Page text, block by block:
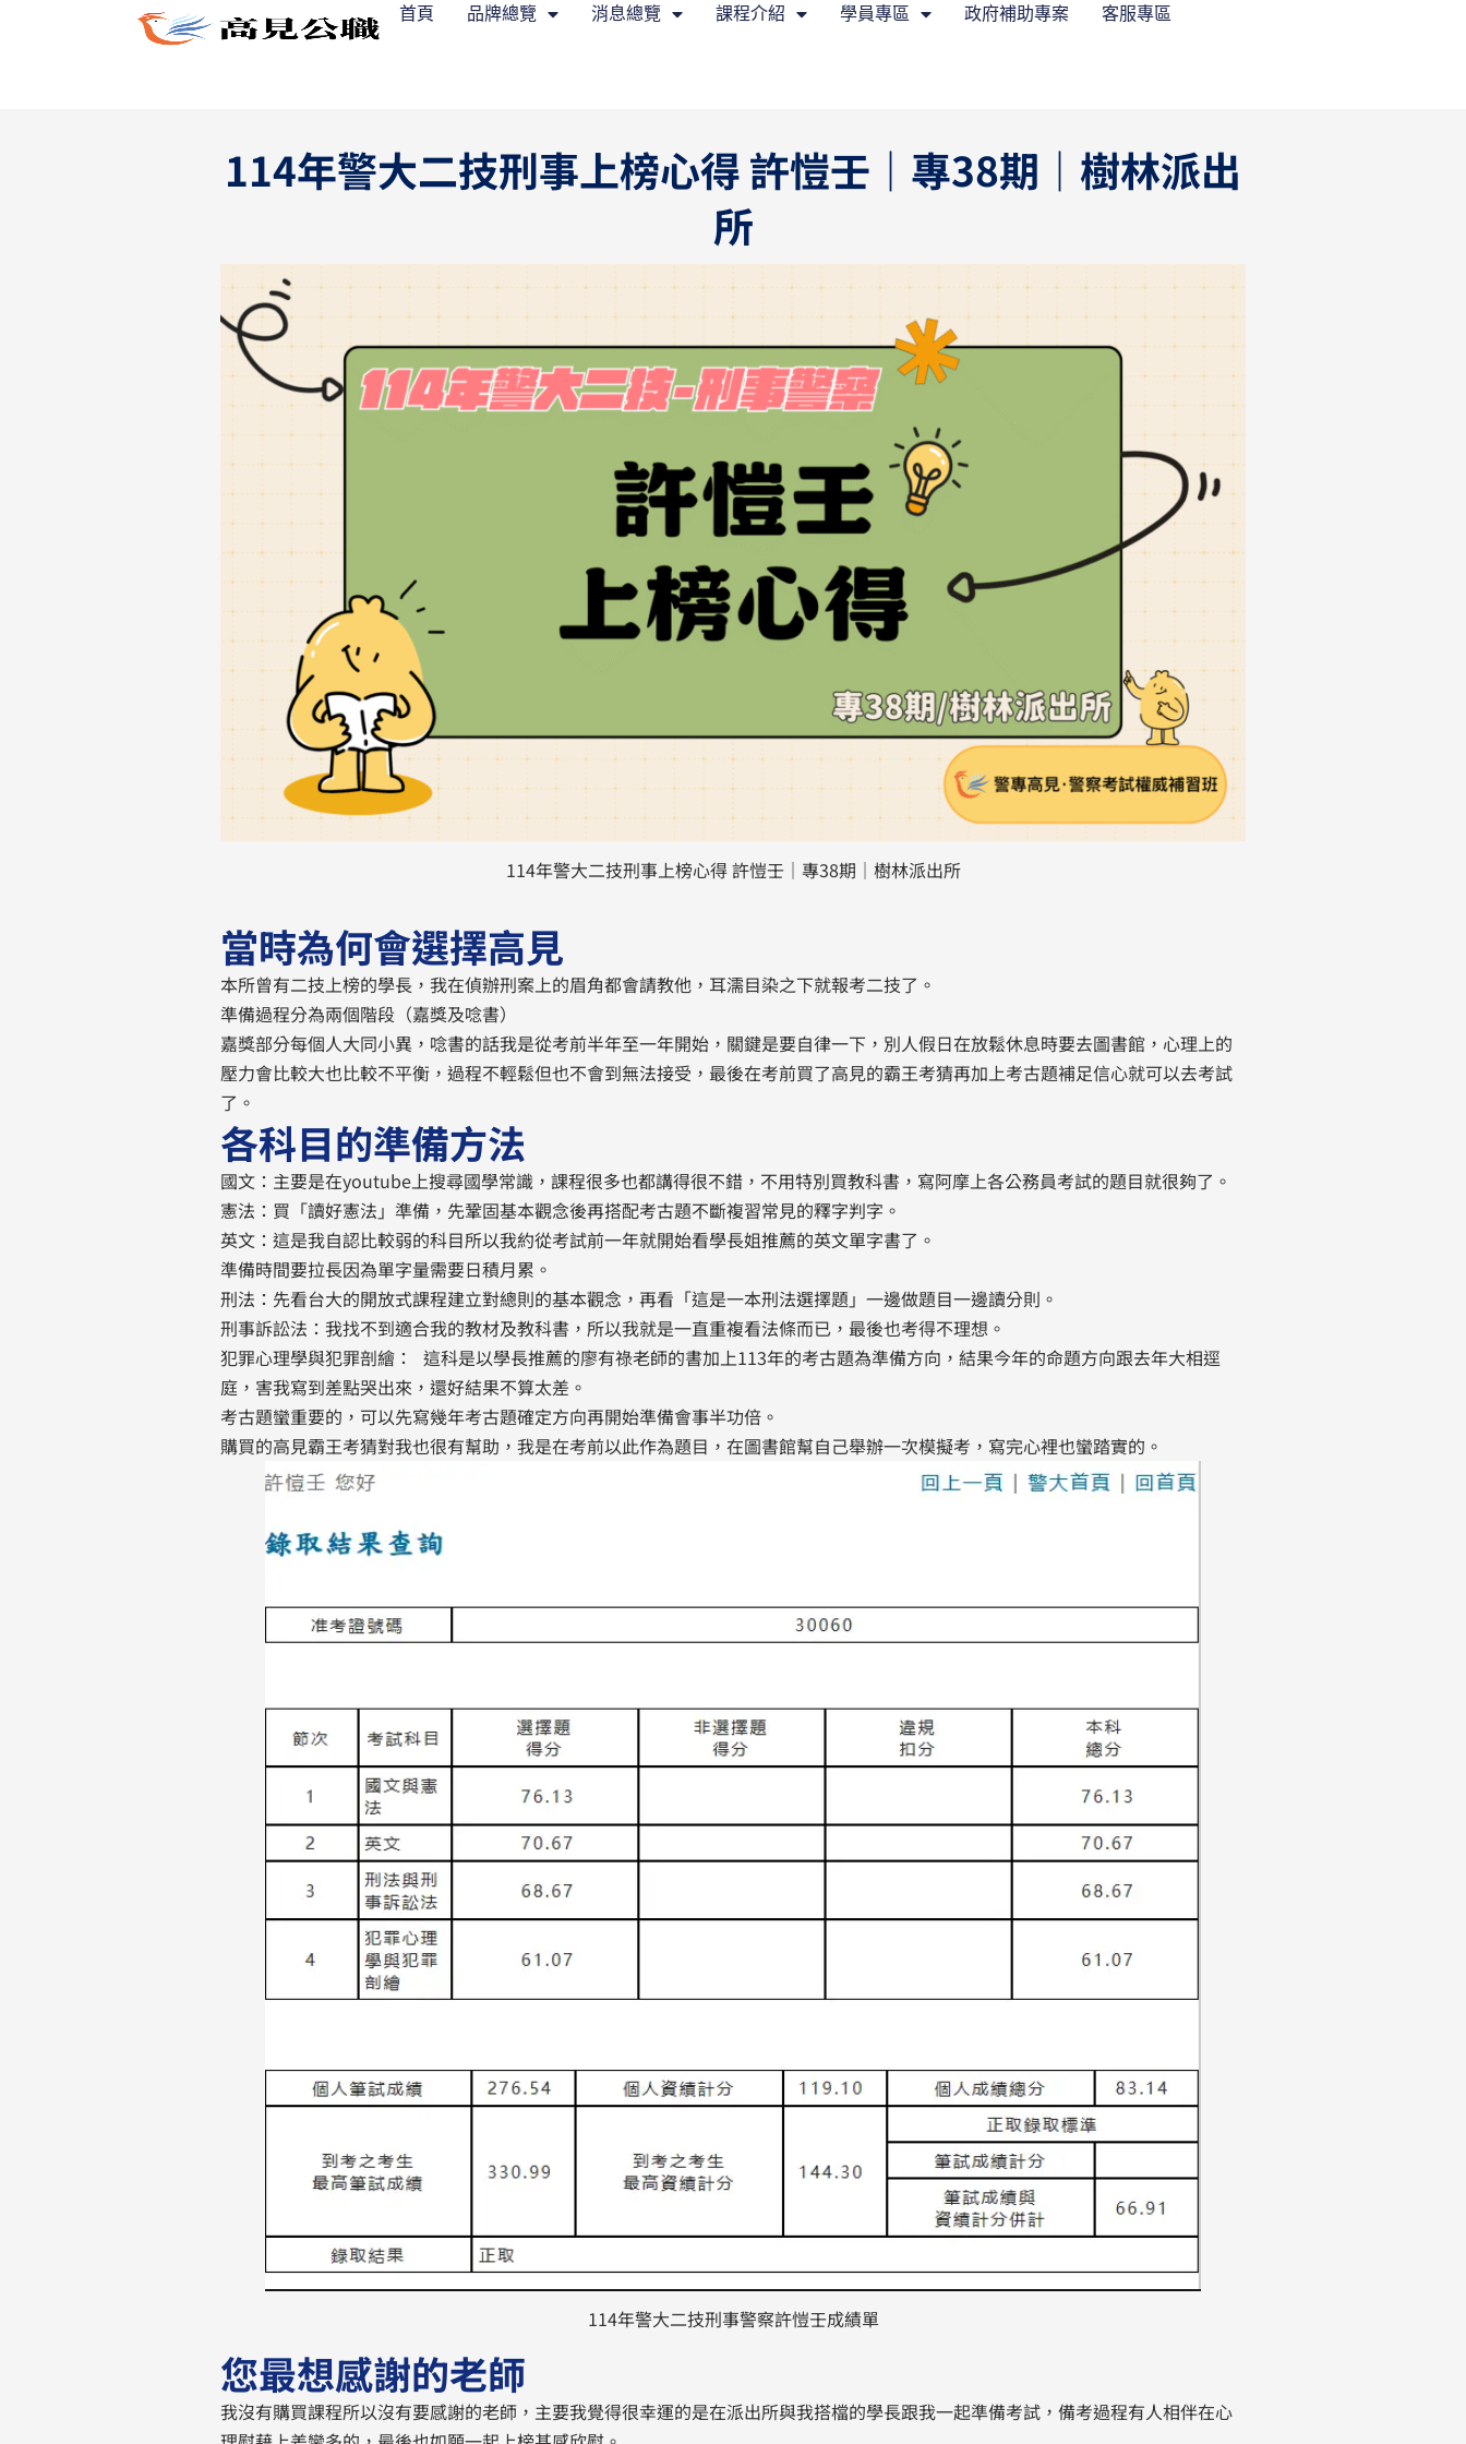
首頁 品牌總覽 消息總覽 課程介紹 學員專區 政府補助專案 客服專區
114年警大二技刑事上榜心得 許愷壬｜專38期｜樹林派出
所
114年警大二技刑事上榜心得 許愷壬｜專38期｜樹林派出所
當時為何會選擇高見
本所曾有二技上榜的學長，我在偵辦刑案上的眉角都會請教他，耳濡目染之下就報考二技了。
準備過程分為兩個階段（嘉獎及唸書）
嘉獎部分每個人大同小異，唸書的話我是從考前半年至一年開始，關鍵是要自律一下，別人假日在放鬆休息時要去圖書館，心理上的
壓力會比較大也比較不平衡，過程不輕鬆但也不會到無法接受，最後在考前買了高見的霸王考猜再加上考古題補足信心就可以去考試
了。
各科目的準備方法
國文：主要是在youtube上搜尋國學常識，課程很多也都講得很不錯，不用特別買教科書，寫阿摩上各公務員考試的題目就很夠了。
憲法：買「讀好憲法」準備，先鞏固基本觀念後再搭配考古題不斷複習常見的釋字判字。
英文：這是我自認比較弱的科目所以我約從考試前一年就開始看學長姐推薦的英文單字書了。
準備時間要拉長因為單字量需要日積月累。
刑法：先看台大的開放式課程建立對總則的基本觀念，再看「這是一本刑法選擇題」一邊做題目一邊讀分則。
刑事訴訟法：我找不到適合我的教材及教科書，所以我就是一直重複看法條而已，最後也考得不理想。
犯罪心理學與犯罪剖繪： 這科是以學長推薦的廖有祿老師的書加上113年的考古題為準備方向，結果今年的命題方向跟去年大相逕
庭，害我寫到差點哭出來，還好結果不算太差。
考古題蠻重要的，可以先寫幾年考古題確定方向再開始準備會事半功倍。
購買的高見霸王考猜對我也很有幫助，我是在考前以此作為題目，在圖書館幫自己舉辦一次模擬考，寫完心裡也蠻踏實的。
114年警大二技刑事警察許愷壬成績單
您最想感謝的老師
我沒有購買課程所以沒有要感謝的老師，主要我覺得很幸運的是在派出所與我搭檔的學長跟我一起準備考試，備考過程有人相伴在心